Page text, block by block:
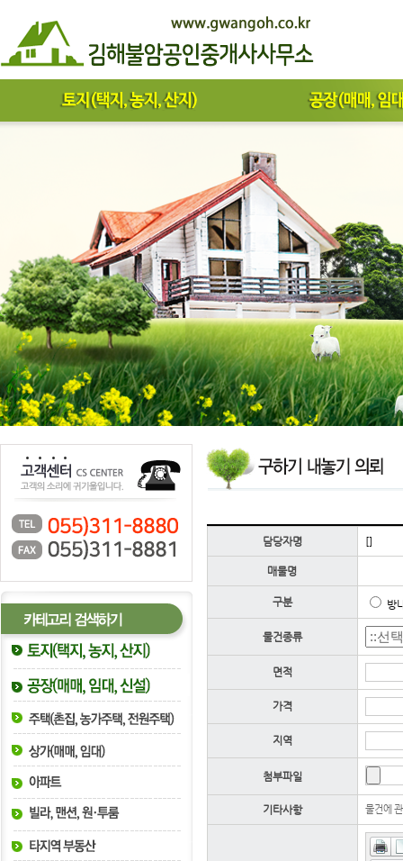
담당자명 []
매물명
구분 방
물건종류
면적
가격
지역
첨부파일
기타사항 물건에